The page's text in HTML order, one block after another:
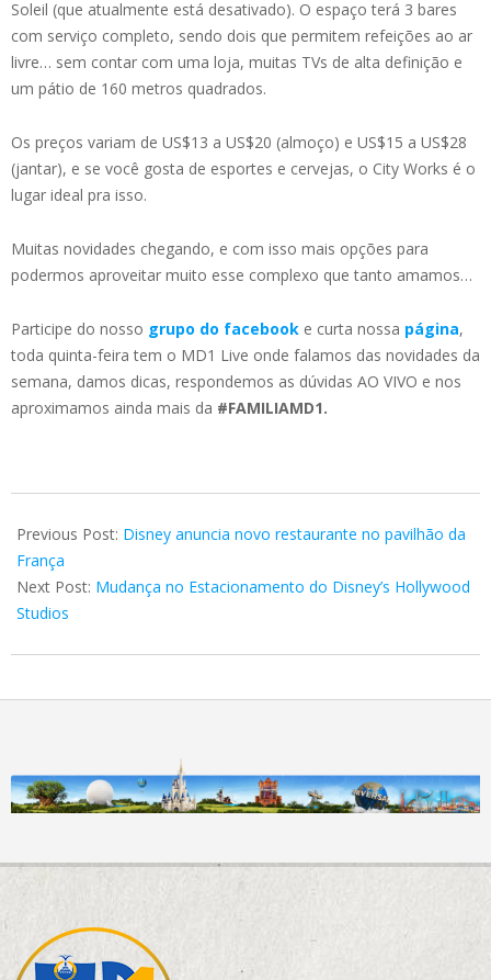
Soleil (que atualmente está desativado). O espaço terá 3 bares
com serviço completo, sendo dois que permitem refeições ao ar
livre… sem contar com uma loja, muitas TVs de alta definição e
um pátio de 160 metros quadrados.
Os preços variam de US$13 a US$20 (almoço) e US$15 a US$28
(jantar), e se você gosta de esportes e cervejas, o City Works é o
lugar ideal pra isso.
Muitas novidades chegando, e com isso mais opções para
podermos aproveitar muito esse complexo que tanto amamos…
Participe do nosso grupo do facebook e curta nossa página,
toda quinta-feira tem o MD1 Live onde falamos das novidades da
semana, damos dicas, respondemos as dúvidas AO VIVO e nos
aproximamos ainda mais da #FAMILIAMD1.
03-
21
Previous Post: Disney anuncia novo restaurante no pavilhão da
França
Next Post: Mudança no Estacionamento do Disney’s Hollywood
Studios